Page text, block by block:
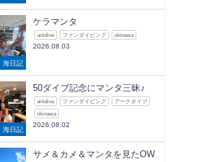
海日記
ケラマンタ
arkdive ファンダイビング okinawa
2026.08.03
海日記
50ダイブ記念にマンタ三昧♪
arkdive ファンダイビング アークダイブ
okinawa
2026.08.02
サメ＆カメ＆マンタを見たOW